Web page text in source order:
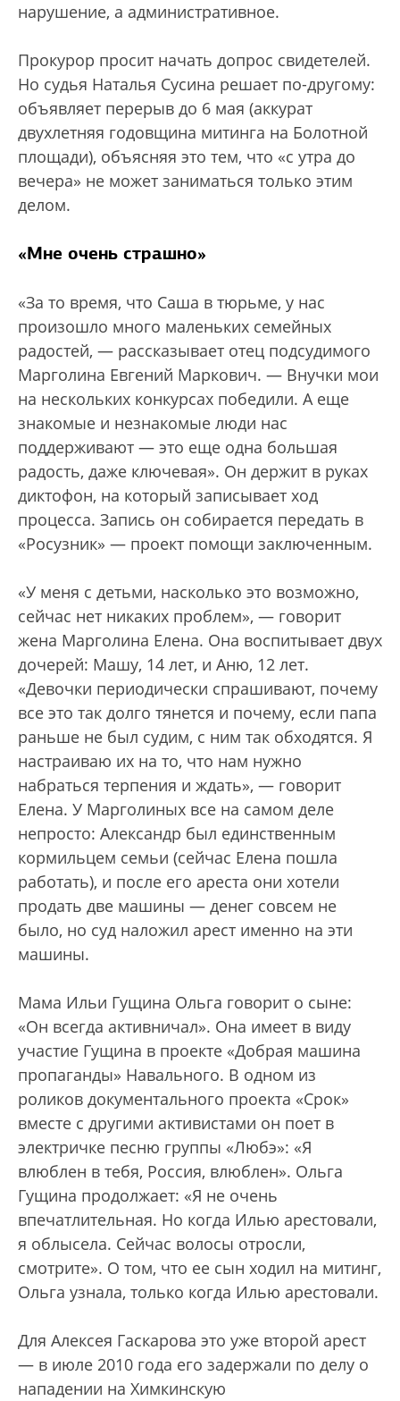
нарушение, а административное.
Прокурор просит начать допрос свидетелей.
Но судья Наталья Сусина решает по-другому:
объявляет перерыв до 6 мая (аккурат
двухлетняя годовщина митинга на Болотной
площади), объясняя это тем, что «с утра до
вечера» не может заниматься только этим
делом.
«Мне очень страшно»
«За то время, что Саша в тюрьме, у нас
произошло много маленьких семейных
радостей, — рассказывает отец подсудимого
Марголина Евгений Маркович. — Внучки мои
на нескольких конкурсах победили. А еще
знакомые и незнакомые люди нас
поддерживают — это еще одна большая
радость, даже ключевая». Он держит в руках
диктофон, на который записывает ход
процесса. Запись он собирается передать в
«Росузник» — проект помощи заключенным.
«У меня с детьми, насколько это возможно,
сейчас нет никаких проблем», — говорит
жена Марголина Елена. Она воспитывает двух
дочерей: Машу, 14 лет, и Аню, 12 лет.
«Девочки периодически спрашивают, почему
все это так долго тянется и почему, если папа
раньше не был судим, с ним так обходятся. Я
настраиваю их на то, что нам нужно
набраться терпения и ждать», — говорит
Елена. У Марголиных все на самом деле
непросто: Александр был единственным
кормильцем семьи (сейчас Елена пошла
работать), и после его ареста они хотели
продать две машины — денег совсем не
было, но суд наложил арест именно на эти
машины.
Мама Ильи Гущина Ольга говорит о сыне:
«Он всегда активничал». Она имеет в виду
участие Гущина в проекте «Добрая машина
пропаганды» Навального. В одном из
роликов документального проекта «Срок»
вместе с другими активистами он поет в
электричке песню группы «Любэ»: «Я
влюблен в тебя, Россия, влюблен». Ольга
Гущина продолжает: «Я не очень
впечатлительная. Но когда Илью арестовали,
я облысела. Сейчас волосы отросли,
смотрите». О том, что ее сын ходил на митинг,
Ольга узнала, только когда Илью арестовали.
Для Алексея Гаскарова это уже второй арест
— в июле 2010 года его задержали по делу о
нападении на Химкинскую